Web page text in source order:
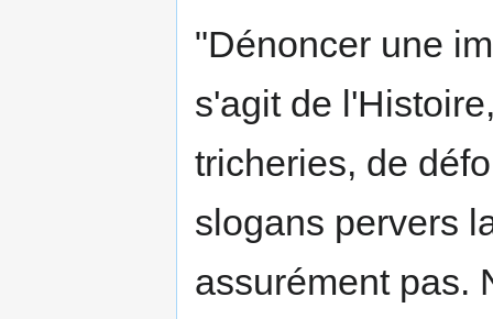
"Dénoncer une
s'agit de
tricheries, de
slogans pervers
assurément pas.